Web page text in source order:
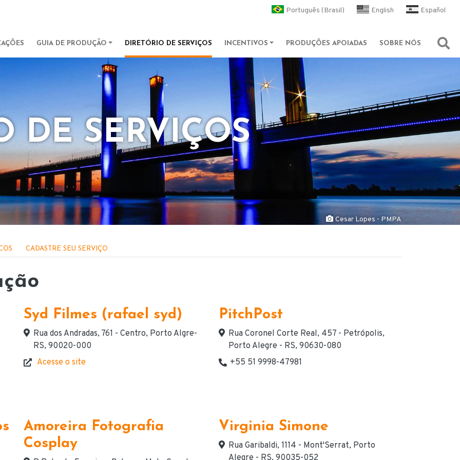
Português (Brasil) English Español
GUIA DE PRODUÇÃO DIRETÓRIO DE SERVIÇOS INCENTIVOS PRODUÇÕES APOIADAS SOBRE NÓS
DE SERVIÇOS
Cesar Lopes - PMPA
CADASTRE SEU SERVIÇO
Syd Filmes (rafael syd)
Endereço
Rua dos Andradas, 761 - Centro, Porto Algre-
RS, 90020-000
Website
Acesse o site
PitchPost
Endereço
Rua Coronel Corte Real, 457 - Petrópolis,
Porto Alegre - RS, 90630-080
Telefone(s) de contato
+55 51 9998-47981
Amoreira Fotografia
Cosplay
Virginia Simone
Endereço
Rua Garibaldi, 1114 - Mont'Serrat, Porto
Alegre - RS, 90035-052